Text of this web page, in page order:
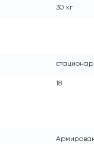
30 кг
18